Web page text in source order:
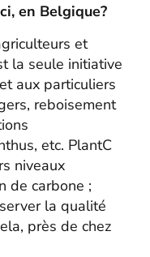
en Belgique?
et
la seule initiative
aux particuliers
reboisement
etc. PlantC
niveaux
de carbone ;
la qualité
près de chez